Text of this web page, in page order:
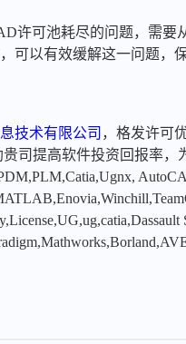
许可池耗尽的问题，需要
可以有效缓解这一问题，
技术有限公司 ，格发许可
司提高软件投资回报率，